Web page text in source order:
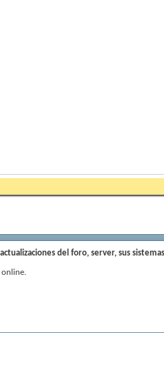
del foro, server, sus
online.